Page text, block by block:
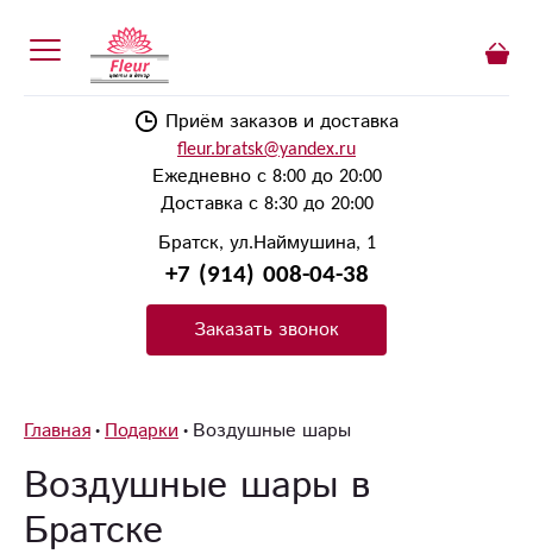
Приём заказов и доставка
fleur.bratsk@yandex.ru
Ежедневно с 8:00 до 20:00
Доставка с 8:30 до 20:00
Братск, ул.Наймушина, 1
+7 (914) 008-04-38
Заказать звонок
Главная Подарки Воздушные шары
Воздушные шары в
Братске